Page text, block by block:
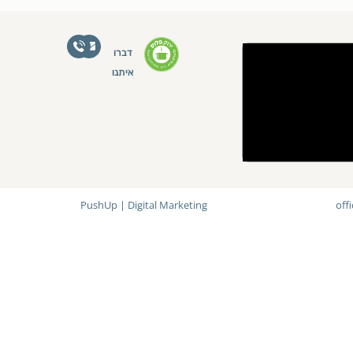
דברו
איתנו
PushUp | Digital Marketing